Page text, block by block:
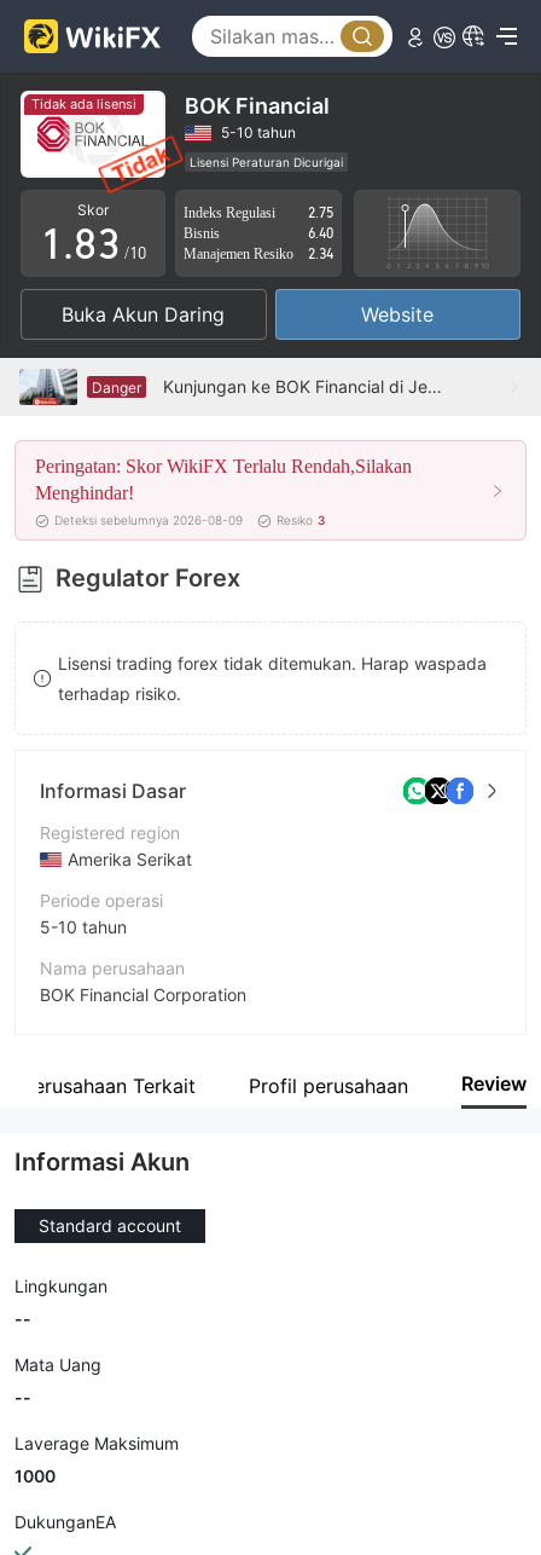
Tidak ada lisensi BOK Financial
5-10 tahun
Lisensi Peraturan Dicurigai
Lingkup Bisnis Mencurigakan
Potensi risiko tinggi
Skor
0
1
2
3
4
5
6
7
8
9
.
4
5
6
7
8
9
0
1
2
3
4
5
6
7
8
9
/10
Indeks Regulasi
2.75
Bisnis
6.40
Manajemen Resiko
2.34
Buka Akun Daring Website
Danger Kunjungan ke BOK Financial di Jepang– Tidak Ada Kantor Ditemukan
Peringatan: Skor WikiFX Terlalu Rendah,Silakan
Menghindar!
Deteksi sebelumnya 2026-08-09 Resiko 3
Regulator Forex
Lisensi trading forex tidak ditemukan. Harap waspada
terhadap risiko.
Informasi Dasar
Registered region
Amerika Serikat
Periode operasi
5-10 tahun
Nama perusahaan
BOK Financial Corporation
Perusahaan Terkait Profil perusahaan Review
Informasi Akun
Standard account
Lingkungan
--
Mata Uang
--
Laverage Maksimum
1000
DukunganEA